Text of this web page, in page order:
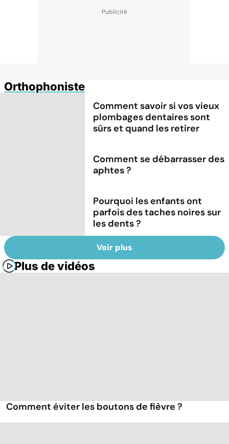
Orthophoniste
Comment savoir si vos vieux
plombages dentaires sont
sûrs et quand les retirer
Comment se débarrasser des
aphtes ?
Pourquoi les enfants ont
parfois des taches noires sur
les dents ?
Voir plus
Plus de vidéos
Comment éviter les boutons de fièvre ?